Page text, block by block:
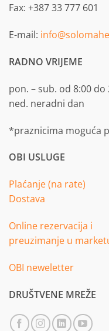
Fax: +387 33 777 601
E-mail:
RADNO VRIJEME
pon. – sub. od 8:00 do
ned. neradni dan
*praznicima moguća
OBI USLUGE
Plaćanje (na rate)
Dostava
Online rezervacija i
preuzimanje u
OBI neweletter
DRUŠTVENE MREŽE